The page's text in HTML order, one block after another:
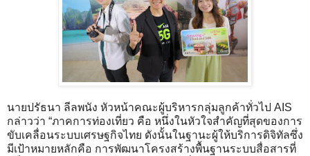
นายปรัธนา ลีลพนัง หัวหน้าคณะผู้บริหารกลุ่มลูกค้าทั่วไป AIS
กล่าวว่า “ภาคการท่องเที่ยว คือ หนึ่งในหัวใจสำคัญที่สุดของการ
ขับเคลื่อนระบบเศรษฐกิจไทย ดังนั้นในฐานะผู้ให้บริการดิจิทัลซึ่ง
มีเป้าหมายหลักคือ การพัฒนาโครงสร้างพื้นฐานระบบสื่อสารที่